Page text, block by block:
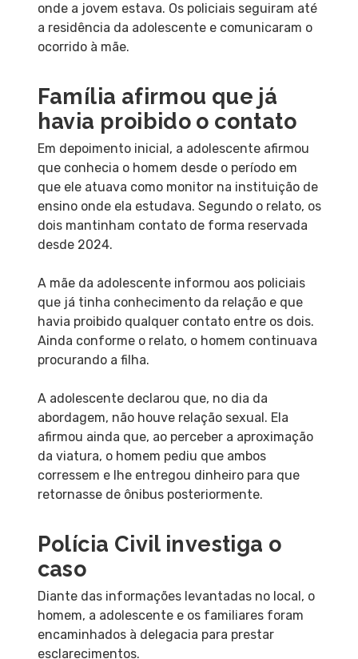
onde a jovem estava. Os policiais seguiram até
a residência da adolescente e comunicaram o
ocorrido à mãe.
Família afirmou que já
havia proibido o contato
Em depoimento inicial, a adolescente afirmou
que conhecia o homem desde o período em
que ele atuava como monitor na instituição de
ensino onde ela estudava. Segundo o relato, os
dois mantinham contato de forma reservada
desde 2024.
A mãe da adolescente informou aos policiais
que já tinha conhecimento da relação e que
havia proibido qualquer contato entre os dois.
Ainda conforme o relato, o homem continuava
procurando a filha.
A adolescente declarou que, no dia da
abordagem, não houve relação sexual. Ela
afirmou ainda que, ao perceber a aproximação
da viatura, o homem pediu que ambos
corressem e lhe entregou dinheiro para que
retornasse de ônibus posteriormente.
Polícia Civil investiga o
caso
Diante das informações levantadas no local, o
homem, a adolescente e os familiares foram
encaminhados à delegacia para prestar
esclarecimentos.